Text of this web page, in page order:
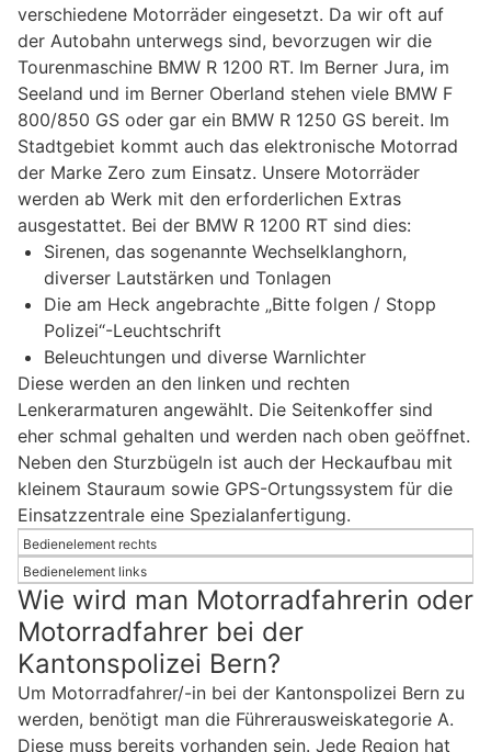
verschiedene Motorräder eingesetzt. Da wir oft auf
der Autobahn unterwegs sind, bevorzugen wir die
Tourenmaschine BMW R 1200 RT. Im Berner Jura, im
Seeland und im Berner Oberland stehen viele BMW F
800/850 GS oder gar ein BMW R 1250 GS bereit. Im
Stadtgebiet kommt auch das elektronische Motorrad
der Marke Zero zum Einsatz. Unsere Motorräder
werden ab Werk mit den erforderlichen Extras
ausgestattet. Bei der BMW R 1200 RT sind dies:
Sirenen, das sogenannte Wechselklanghorn,
diverser Lautstärken und Tonlagen
Die am Heck angebrachte „Bitte folgen / Stopp
Polizei“-Leuchtschrift
Beleuchtungen und diverse Warnlichter
Diese werden an den linken und rechten
Lenkerarmaturen angewählt. Die Seitenkoffer sind
eher schmal gehalten und werden nach oben geöffnet.
Neben den Sturzbügeln ist auch der Heckaufbau mit
kleinem Stauraum sowie GPS-Ortungssystem für die
Einsatzzentrale eine Spezialanfertigung.
Bedienelement rechts
Bedienelement links
Wie wird man Motorradfahrerin oder
Motorradfahrer bei der
Kantonspolizei Bern?
Um Motorradfahrer/-in bei der Kantonspolizei Bern zu
werden, benötigt man die Führerausweiskategorie A.
Diese muss bereits vorhanden sein. Jede Region hat